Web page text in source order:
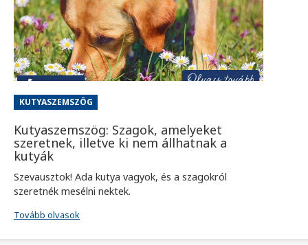
KUTYASZEMSZÖG
Kutyaszemszög: Szagok, amelyeket
szeretnek, illetve ki nem állhatnak a
kutyák
Szevausztok! Ada kutya vagyok, és a szagokról
szeretnék mesélni nektek.
Tovább olvasok